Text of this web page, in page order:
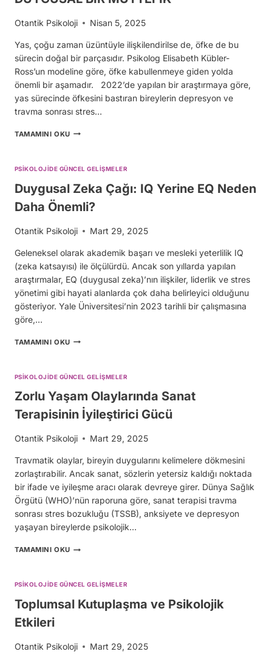
Otantik Psikoloji Nisan 5, 2025
Yas, çoğu zaman üzüntüyle ilişkilendirilse de, öfke de bu
sürecin doğal bir parçasıdır. Psikolog Elisabeth Kübler-
Ross’un modeline göre, öfke kabullenmeye giden yolda
önemli bir aşamadır. 2022’de yapılan bir araştırmaya göre,
yas sürecinde öfkesini bastıran bireylerin depresyon ve
travma sonrası stres…
TAMAMINI OKU ÖFKENİN
DUYGUSAL
BİR
MÜTTEFİK
PSIKOLOJIDE GÜNCEL GELIŞMELER
Duygusal Zeka Çağı: IQ Yerine EQ Neden
Daha Önemli?
Otantik Psikoloji Mart 29, 2025
Geleneksel olarak akademik başarı ve mesleki yeterlilik IQ
(zeka katsayısı) ile ölçülürdü. Ancak son yıllarda yapılan
araştırmalar, EQ (duygusal zeka)’nın ilişkiler, liderlik ve stres
yönetimi gibi hayati alanlarda çok daha belirleyici olduğunu
gösteriyor. Yale Üniversitesi’nin 2023 tarihli bir çalışmasına
göre,…
TAMAMINI OKU DUYGUSAL
YERINE
NEDEN
DAHA
ÖNEMLI?
PSIKOLOJIDE GÜNCEL GELIŞMELER
Zorlu Yaşam Olaylarında Sanat
Terapisinin İyileştirici Gücü
Otantik Psikoloji Mart 29, 2025
Travmatik olaylar, bireyin duygularını kelimelere dökmesini
zorlaştırabilir. Ancak sanat, sözlerin yetersiz kaldığı noktada
bir ifade ve iyileşme aracı olarak devreye girer. Dünya Sağlık
Örgütü (WHO)’nün raporuna göre, sanat terapisi travma
sonrası stres bozukluğu (TSSB), anksiyete ve depresyon
yaşayan bireylerde psikolojik…
TAMAMINI OKU ZORLU
TERAPISININ
İYILEŞTIRICI
GÜCÜ
PSIKOLOJIDE GÜNCEL GELIŞMELER
Toplumsal Kutuplaşma ve Psikolojik
Etkileri
Otantik Psikoloji Mart 29, 2025